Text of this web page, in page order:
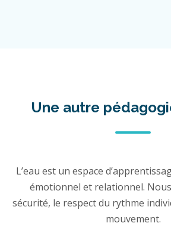
Une autre
L’eau est un espace
émotionnel et relationnel.
sécurité, le respect du rythme
mouvement.